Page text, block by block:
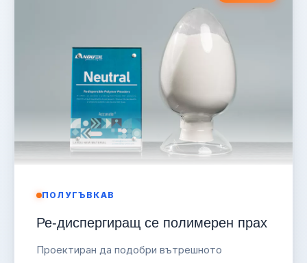
ПОЛУГЪВКАВ
Ре-диспергиращ се полимерен прах
Проектиран да подобри вътрешното